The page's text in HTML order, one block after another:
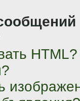
HTML?